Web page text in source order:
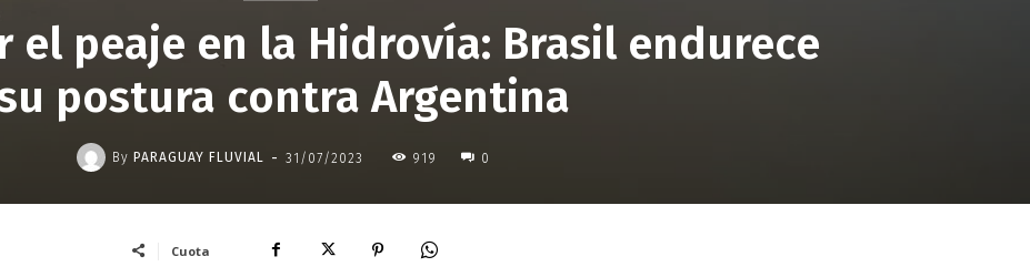
el peaje en la Hidrovía: Brasil endurece
postura contra Argentina
By PARAGUAY FLUVIAL - 31/07/2023 919 0
Cuota